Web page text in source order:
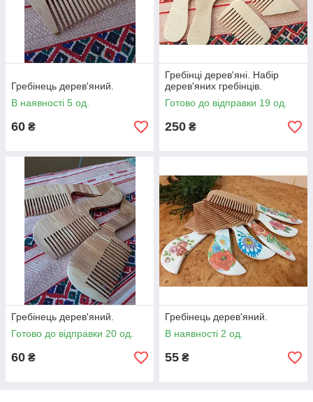
Гребінець дерев'яний.
В наявності 5 од.
60 ₴
Гребінці дерев'яні. Набір
дерев'яних гребінців.
Готово до відправки 19 од.
250 ₴
Гребінець дерев'яний.
Готово до відправки 20 од.
60 ₴
Гребінець дерев'яний.
В наявності 2 од.
55 ₴